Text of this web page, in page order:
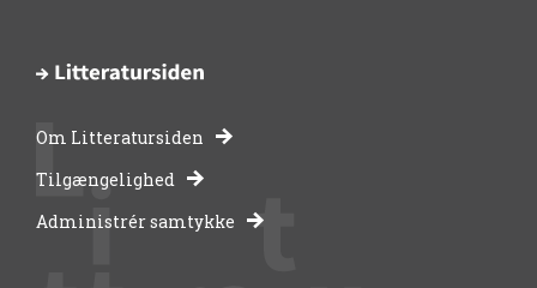
-
bibliotekernes
Om Litteratursiden
Tilgængelighed
Administrér samtykke